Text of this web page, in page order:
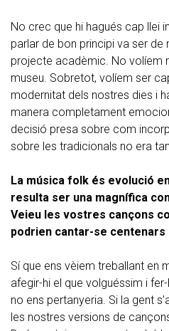
No crec que hi hagués cap llei
parlar de bon principi va ser
projecte acadèmic. No volíem
museu. Sobretot, volíem ser
modernitat dels nostres dies i
manera completament
decisió presa sobre com
sobre les tradicionals no era
La música folk és evolució
resulta ser una magnífica
Veieu les vostres cançons
podrien cantar-se centenars
Sí que ens vèiem treballant en
afegir-hi el que volguéssim i
no ens pertanyeria. Si la gent
les nostres versions de